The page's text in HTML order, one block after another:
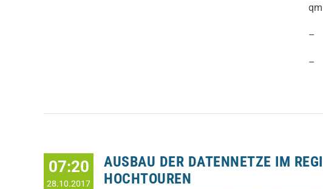
qm
–
–
07:20
28.10.2017
AUSBAU DER DATENNETZE IM
HOCHTOUREN